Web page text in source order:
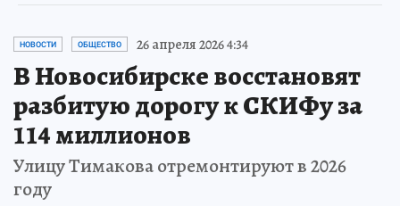
НОВОСТИ ОБЩЕСТВО 26 апреля 2026 4:34
В Новосибирске восстановят
разбитую дорогу к СКИФу за
114 миллионов
Улицу Тимакова отремонтируют в 2026
году